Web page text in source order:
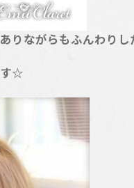
りながらもふんわりし
す☆